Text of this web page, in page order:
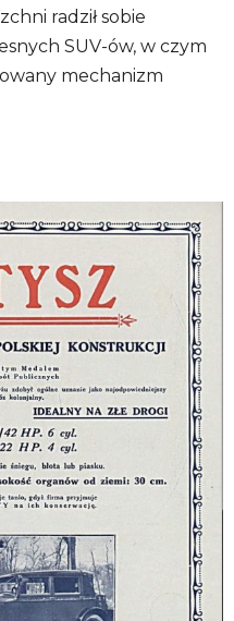
radził sobie
SUV-ów, w czym
mechanizm